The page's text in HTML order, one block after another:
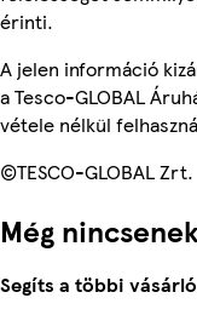
érinti.
A jelen információ
a Tesco-GLOBAL
vétele nélkül
©TESCO-GLOBAL Zrt.
Még
Segíts a többi